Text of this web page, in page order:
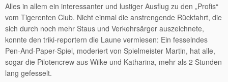
Alles in allem ein interessanter und lustiger Ausflug zu den „Profis“
vom Tigerenten Club. Nicht einmal die anstrengende Rückfahrt, die
sich durch noch mehr Staus und Verkehrsärger auszeichnete,
konnte den triki-reportern die Laune vermiesen: Ein fesselndes
Pen-And-Paper-Spiel, moderiert von Spielmeister Martin, hat alle,
sogar die Pilotencrew aus Wilke und Katharina, mehr als 2 Stunden
lang gefesselt.